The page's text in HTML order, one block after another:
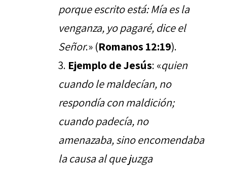
porque escrito está: Mía es la
venganza, yo pagaré, dice el
Señor.» (Romanos 12:19).
Ejemplo de Jesús: «quien
cuando le maldecían, no
respondía con maldición;
cuando padecía, no
amenazaba, sino encomendaba
la causa al que juzga